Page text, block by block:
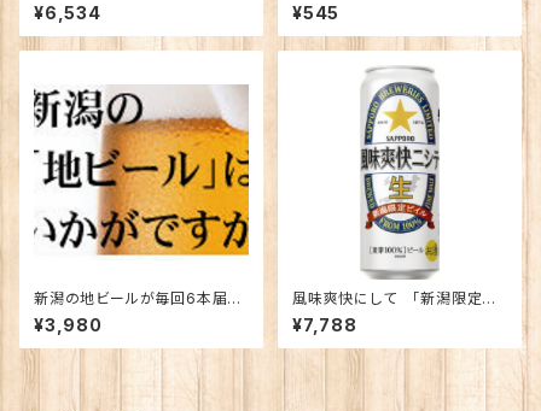
12本
¥6,534 ¥545
新潟の地ビールが毎回6本届き
ます！【定期便】
¥3,980
風味爽快にして 「新潟限定ビ
イル」500缶 1ケース
¥7,788